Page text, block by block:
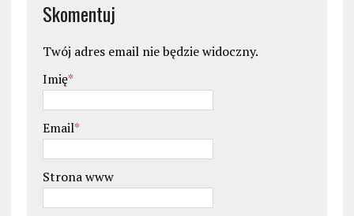
Skomentuj
Twój adres email nie będzie widoczny.
Imię*
Email*
Strona www